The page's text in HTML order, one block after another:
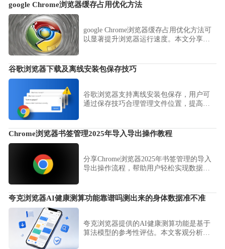
google Chrome浏览器缓存占用优化方法
google Chrome浏览器缓存占用优化方法可
以显著提升浏览器运行速度。本文分享了
谷歌浏览器下载及离线安装包保存技巧
谷歌浏览器支持离线安装包保存，用户可
通过保存技巧合理管理文件位置，提高安
Chrome浏览器书签管理2025年导入导出操作教程
分享Chrome浏览器2025年书签管理的导入
导出操作流程，帮助用户轻松实现数据迁
夸克浏览器AI健康测算功能靠谱吗测出来的身体数据准不准
夸克浏览器提供的AI健康测算功能是基于
算法模型的参考性评估。本文客观分析了